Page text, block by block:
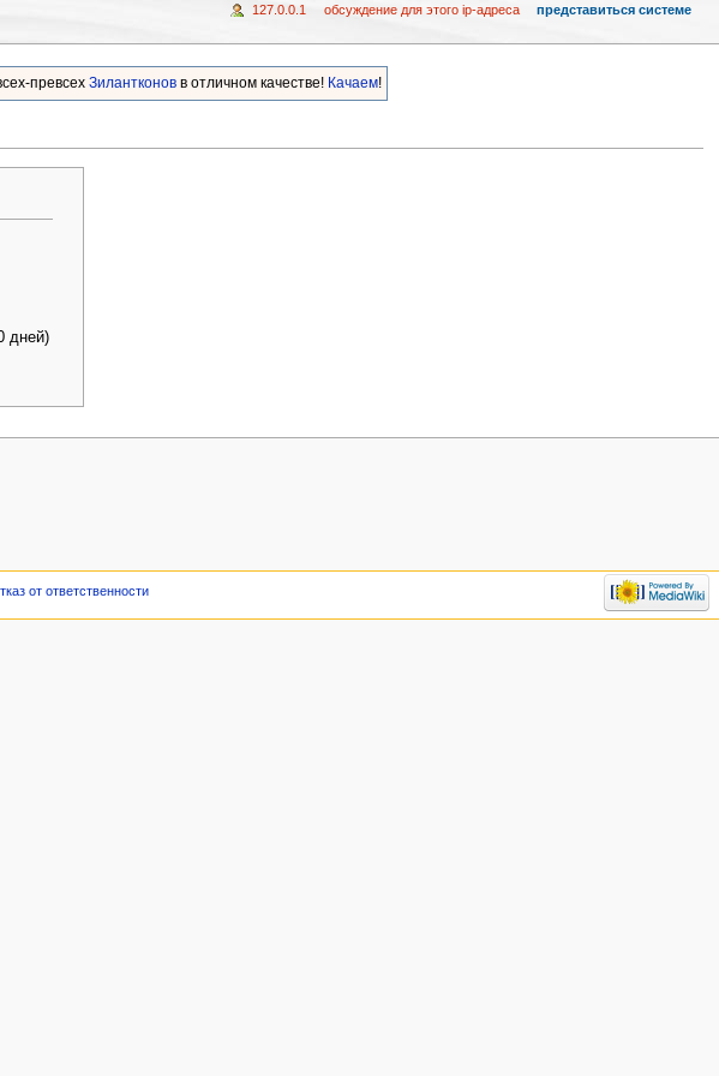
превсех Зилантконовв отличном качестве! Качаем!
дней)
127.0.0.1 обсуждение для этого ip-адреса представиться системе
от ответственности